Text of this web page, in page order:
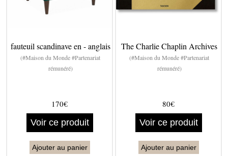
fauteuil scandinave en - anglais
(#Maison du Monde #Partenariat
rémunéré)
170€
Voir ce produit
Ajouter au panier
The Charlie Chaplin Archives
(#Maison du Monde #Partenariat
rémunéré)
80€
Voir ce produit
Ajouter au panier